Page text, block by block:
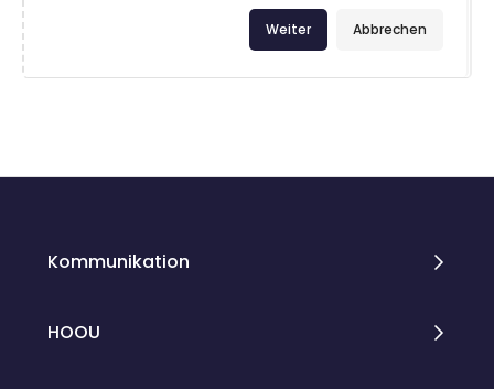
Abbrechen
Weiter
Kommunikation
HOOU